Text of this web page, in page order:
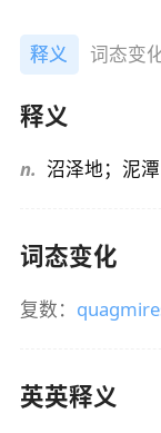
释义 词态变
释义
n. 沼泽地；泥
词态变化
复数：
英英释义